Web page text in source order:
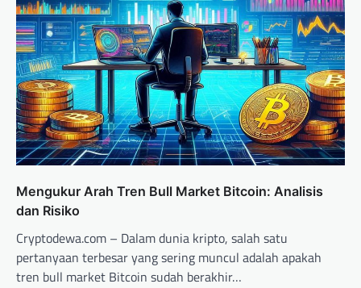
Mengukur Arah Tren Bull Market Bitcoin: Analisis
dan Risiko
Cryptodewa.com – Dalam dunia kripto, salah satu
pertanyaan terbesar yang sering muncul adalah apakah
tren bull market Bitcoin sudah berakhir…